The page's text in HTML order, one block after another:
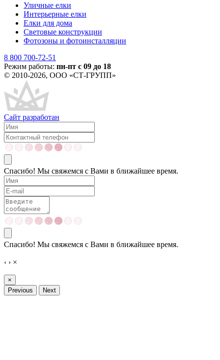
Уличные елки
Интерьерные елки
Елки для дома
Световые конструкции
Фотозоны и фотоинсталляции
8 800 700-72-51
Режим работы: пн-пт с 09 до 18
© 2010-2026, ООО «СТ-ГРУПП»
Сайт разработан
Спасибо! Мы свяжемся с Вами в ближайшее время.
Спасибо! Мы свяжемся с Вами в ближайшее время.
‹ › ×
×
Previous
Next